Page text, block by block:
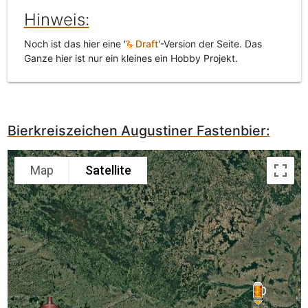
Hinweis:
Noch ist das hier eine ' Draft'-Version der Seite. Das
Ganze hier ist nur ein kleines ein Hobby Projekt.
Bierkreiszeichen Augustiner Fastenbier:
Map Satellite